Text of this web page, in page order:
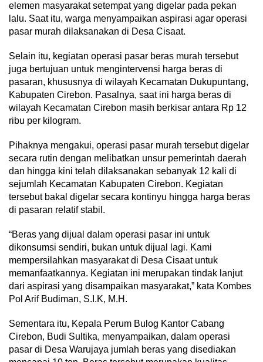
elemen masyarakat setempat yang digelar pada pekan
lalu. Saat itu, warga menyampaikan aspirasi agar operasi
pasar murah dilaksanakan di Desa Cisaat.
Selain itu, kegiatan operasi pasar beras murah tersebut
juga bertujuan untuk mengintervensi harga beras di
pasaran, khususnya di wilayah Kecamatan Dukupuntang,
Kabupaten Cirebon. Pasalnya, saat ini harga beras di
wilayah Kecamatan Cirebon masih berkisar antara Rp 12
ribu per kilogram.
Pihaknya mengakui, operasi pasar murah tersebut digelar
secara rutin dengan melibatkan unsur pemerintah daerah
dan hingga kini telah dilaksanakan sebanyak 12 kali di
sejumlah Kecamatan Kabupaten Cirebon. Kegiatan
tersebut bakal digelar secara kontinyu hingga harga beras
di pasaran relatif stabil.
“Beras yang dijual dalam operasi pasar ini untuk
dikonsumsi sendiri, bukan untuk dijual lagi. Kami
mempersilahkan masyarakat di Desa Cisaat untuk
memanfaatkannya. Kegiatan ini merupakan tindak lanjut
dari aspirasi yang disampaikan masyarakat,” kata Kombes
Pol Arif Budiman, S.I.K, M.H.
Sementara itu, Kepala Perum Bulog Kantor Cabang
Cirebon, Budi Sultika, menyampaikan, dalam operasi
pasar di Desa Warujaya jumlah beras yang disediakan